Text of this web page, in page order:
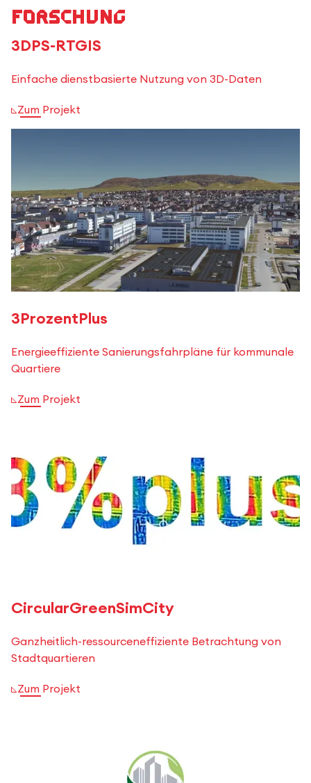
Forschung
3DPS-RTGIS
Einfache dienstbasierte Nutzung von 3D-Daten
Zum Projekt
3ProzentPlus
Energieeffiziente Sanierungsfahrpläne für kommunale
Quartiere
Zum Projekt
CircularGreenSimCity
Ganzheitlich-ressourceneffiziente Betrachtung von
Stadtquartieren
Zum Projekt